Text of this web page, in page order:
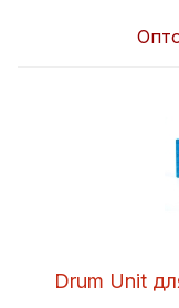
Drum Unit